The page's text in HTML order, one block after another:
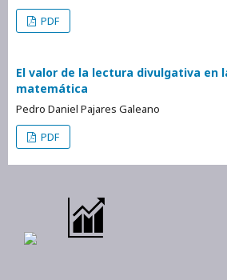
PDF
El valor de la lectura divulgativa en
matemática
Pedro Daniel Pajares Galeano
PDF